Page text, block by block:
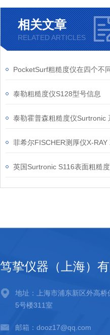
相关文章
RELATED ARTICLES
泰勒粗糙度仪S128型号信息
笃挚仪器（上海）
地址：上海市浦东新区外高
5号楼311室
邮箱：dooz17@qq.com